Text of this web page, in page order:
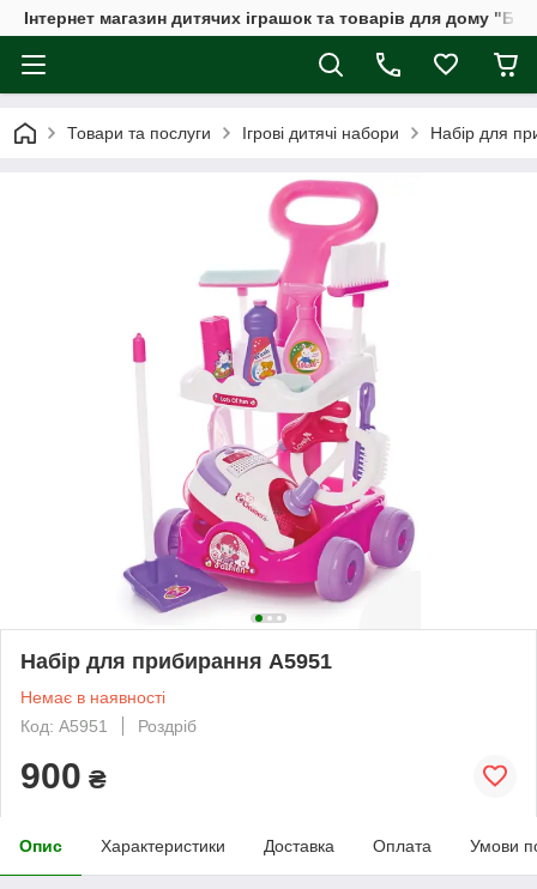
Інтернет магазин дитячих іграшок та товарів для дому
Товари та послуги Ігрові дитячі набори Набір для
Набір для прибирання А5951
Немає в наявності
Код: A5951
Роздріб
900 ₴
Опис Характеристики Доставка Оплата Умови